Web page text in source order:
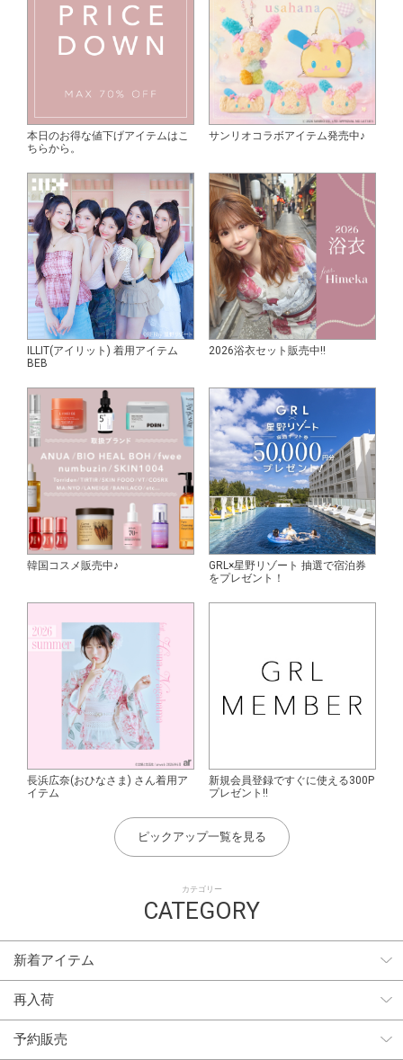
カテゴリー
CATEGORY
新着アイテム
再入荷
予約販売
本日のお得な値下げアイテムはこ
ちらから。
サンリオコラボアイテム発売中♪
ILLIT(アイリット) 着用アイテム
BEB
2026浴衣セット販売中!!
韓国コスメ販売中♪
GRL×星野リゾート 抽選で宿泊券
をプレゼント！
長浜広奈(おひなさま) さん着用ア
イテム
新規会員登録ですぐに使える300P
プレゼント!!
ピックアップ一覧を見る